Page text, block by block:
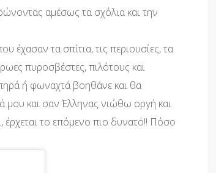
αμέσως τα σχόλια και την
τα σπίτια, τις περιουσίες, τα
πυροσβέστες, πιλότους και
ή φωναχτά βοηθάνε και θα
μου και σαν Έλληνας νιώθω οργή και
το επόμενο πιο δυνατό!! Πόσο